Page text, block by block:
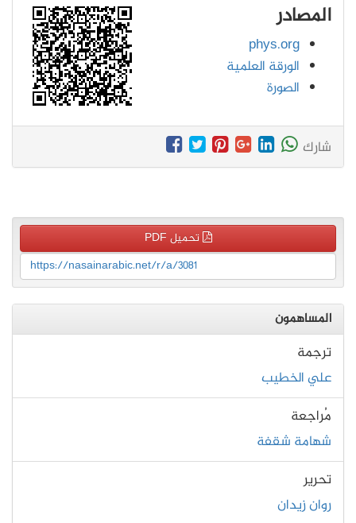
المصادر
phys.org
الورقة العلمية
الصورة
شارك
تحميل PDF
https://nasainarabic.net/r/a/3081
المساهمون
ترجمة
علي الخطيب
مُراجعة
شهامة شقفة
تحرير
روان زيدان